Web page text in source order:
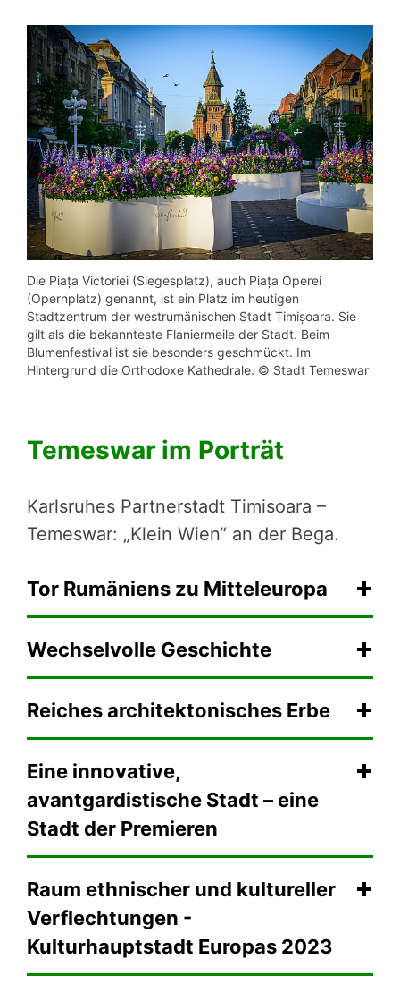
Die Piața Victoriei (Siegesplatz), auch Piața Operei
(Opernplatz) genannt, ist ein Platz im heutigen
Stadtzentrum der westrumänischen Stadt Timișoara. Sie
gilt als die bekannteste Flaniermeile der Stadt. Beim
Blumenfestival ist sie besonders geschmückt. Im
Hintergrund die Orthodoxe Kathedrale. © Stadt Temeswar
Temeswar im Porträt
Karlsruhes Partnerstadt Timisoara –
Temeswar: „Klein Wien“ an der Bega.
Tor Rumäniens zu Mitteleuropa
Wechselvolle Geschichte
Reiches architektonisches Erbe
Eine innovative,
avantgardistische Stadt – eine
Stadt der Premieren
Raum ethnischer und kultureller
Verflechtungen -
Kulturhauptstadt Europas 2023